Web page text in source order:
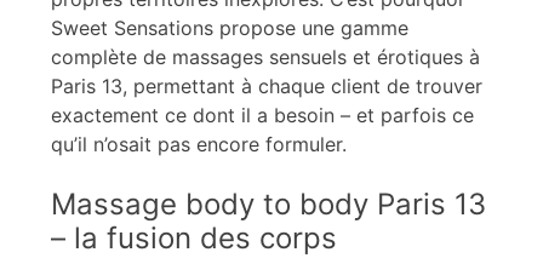
Sweet Sensations propose une gamme
complète de massages sensuels et érotiques à
Paris 13, permettant à chaque client de trouver
exactement ce dont il a besoin – et parfois ce
qu’il n’osait pas encore formuler.
Massage body to body Paris 13
– la fusion des corps